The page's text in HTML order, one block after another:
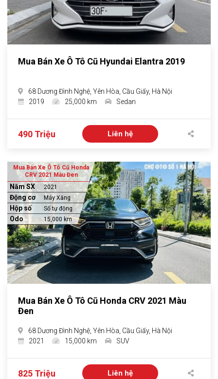
Mua Bán Xe Ô Tô Cũ Hyundai Elantra 2019
68 Dương Đình Nghệ, Yên Hòa, Cầu Giấy, Hà Nội
2019
25,000 km Sedan
490 Triệu Liên hệ
Mua Bán Xe Ô Tô Cũ Honda
CRV 2021 Màu Đen
Năm SX 2021
Động cơ Máy Xăng
Hộp số Số tự động
Odo 15,000 km
Mua Bán Xe Ô Tô Cũ Honda CRV 2021 Màu
Đen
68 Dương Đình Nghệ, Yên Hòa, Cầu Giấy, Hà Nội
2021
15,000 km SUV
825 Triệu Liên hệ